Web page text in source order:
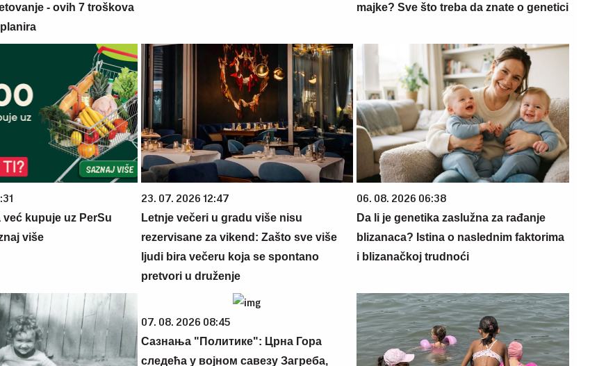
- ovih 7 troškova
majke? Sve što treba da znate o genetici
već kupuje uz PerSu
više
23. 07. 2026 12:47
Letnje večeri u gradu više nisu
rezervisane za vikend: Zašto sve više
ljudi bira večeru koja se spontano
pretvori u druženje
06. 08. 2026 06:38
Da li je genetika zaslužna za rađanje
blizanaca? Istina o naslednim faktorima
i blizanačkoj trudnoći
07. 08. 2026 08:45
Сазнања "Политике": Црна Гора
следећа у војном савезу Загреба,